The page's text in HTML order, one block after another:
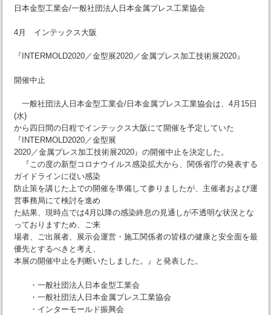
日本金型工業会/一般社団法人日本金属プレス工業協会
4月 インテックス大阪
『INTERMOLD2020／金型展2020／金属プレス加工技術展2020』
開催中止
一般社団法人日本金型工業会/日本金属プレス工業協会は、4月15日
(水)
から四日間の日程でインテックス大阪にて開催を予定していた
『INTERMOLD2020／金型展
2020／金属プレス加工技術展2020』の開催中止を決定した。
『この度の新型コロナウイルス感染拡大から、関係省庁の発表する
ガイドラインに従い感染
防止策を講じた上での開催を準備して参りましたが、主催者および運
営事務局にて検討を進め
た結果、現時点では4月以降の感染終息の見通しが不透明な状況とな
っておりますため、ご来
場者、ご出展者、展示会運営・施工関係者の皆様の健康と安全面を最
優先とするべきと考え、
本展の開催中止を判断いたしました。』と発表した。
・一般社団法人日本金型工業会
・一般社団法人日本金属プレス工業協会
・インターモールド振興会